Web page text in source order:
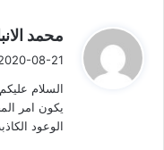
ل
محمد
2020-08-21 الساعة 8:53
السلام
يكون امر
الوعود